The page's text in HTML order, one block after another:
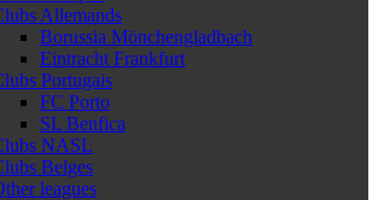
Allemands
Borussia Mönchengladbach
Eintracht Frankfurt
Portugais
FC Porto
SL Benfica
NASL
Belges
leagues